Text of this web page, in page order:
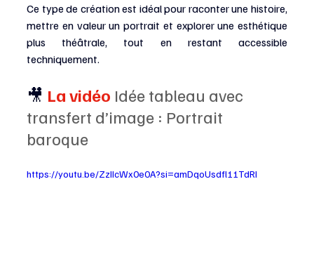
Ce type de création est idéal pour raconter une histoire,
mettre en valeur un portrait et explorer une esthétique
plus théâtrale, tout en restant accessible
techniquement.
🎥 La vidéo Idée tableau avec
transfert d’image : Portrait
baroque
https://youtu.be/ZzIIcWx0e0A?si=amDqoUsdfl11TdRI